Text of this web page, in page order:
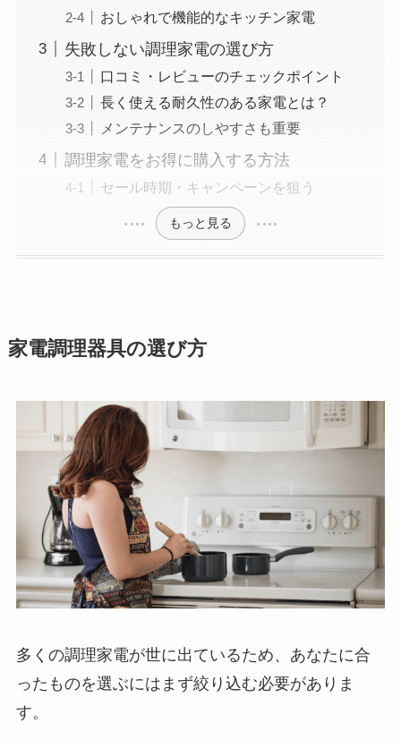
おしゃれで機能的なキッチン家電
失敗しない調理家電の選び方
口コミ・レビューのチェックポイント
長く使える耐久性のある家電とは？
メンテナンスのしやすさも重要
調理家電をお得に購入する方法
セール時期・キャンペーンを狙う
もっと見る
家電調理器具の選び方
多くの調理家電が世に出ているため、あなたに合
ったものを選ぶにはまず絞り込む必要がありま
す。